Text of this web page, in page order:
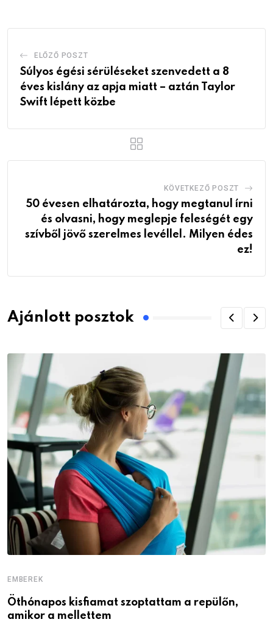
ELŐZŐ POSZT
Súlyos égési sérüléseket szenvedett a 8
éves kislány az apja miatt – aztán Taylor
Swift lépett közbe
KÖVETKEZŐ POSZT
50 évesen elhatározta, hogy megtanul írni
és olvasni, hogy meglepje feleségét egy
szívből jövő szerelmes levéllel. Milyen édes
ez!
Ajánlott posztok
EMBEREK
Öthónapos kisfiamat szoptattam a repülőn,
amikor a mellettem